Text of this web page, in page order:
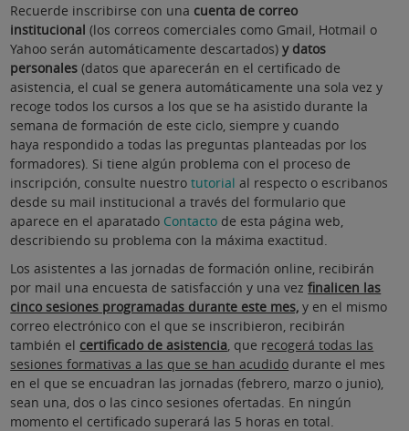
Recuerde inscribirse con una cuenta de correo
institucional(los correos comerciales como Gmail, Hotmail o
Yahoo serán automáticamente descartados) y datos
personales (datos que aparecerán en el certificado de
asistencia, el cual se genera automáticamente una sola vez y
recoge todos los cursos a los que se ha asistido durante la
semana de formación de este ciclo, siempre y cuando
haya respondido a todas las preguntas planteadas por los
formadores). Si tiene algún problema con el proceso de
inscripción, consulte nuestrotutorial al respecto o escribanos
desde su mail institucional a través del formulario que
aparece en el aparatado Contacto de esta página web,
describiendo su problema con la máxima exactitud.
Los asistentes a las jornadas de formación online, recibirán
por mail una encuesta de satisfacción y una vez finalicen las
cinco sesiones programadas durante este mes, y en el mismo
correo electrónico con el que se inscribieron, recibirán
también el certificado de asistencia , que recogerá todas las
sesiones formativas a las que se han acudido durante el mes
en el que se encuadran las jornadas (febrero, marzo o junio),
sean una, dos o las cinco sesiones ofertadas. En ningún
momento el certificado superará las 5 horas en total.